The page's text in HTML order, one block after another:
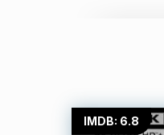
IMDB: 6.8